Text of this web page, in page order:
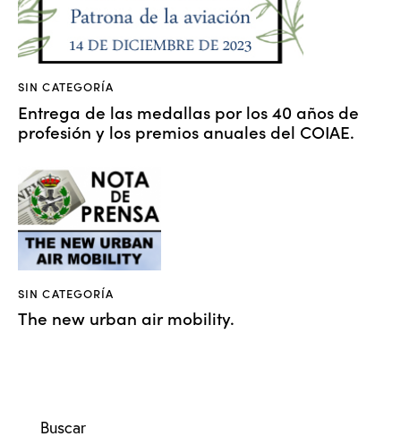
SIN CATEGORÍA
Entrega de las medallas por los 40 años de
profesión y los premios anuales del COIAE.
SIN CATEGORÍA
The new urban air mobility.
Buscar